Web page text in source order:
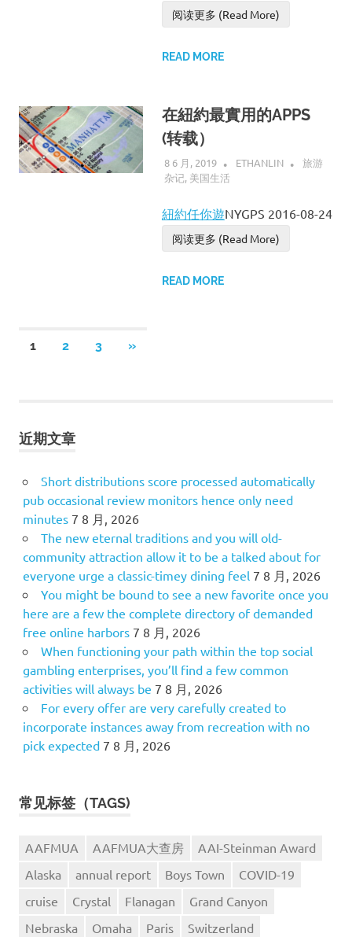
阅读更多 (Read More)
READ MORE
在紐約最實用的APPS
(转载）
8 6 月, 2019 ETHANLIN
旅游
杂记, 美国生活
紐約任你遊NYGPS 2016-08-24
阅读更多 (Read More)
READ MORE
分
1 2 3
NEXT
»
近期文章
Short distributions score processed automatically
pub occasional review monitors hence only need
minutes 7 8 月, 2026
The new eternal traditions and you will old-
community attraction allow it to be a talked about for
everyone urge a classic-timey dining feel 7 8 月, 2026
You might be bound to see a new favorite once you
here are a few the complete directory of demanded
free online harbors 7 8 月, 2026
When functioning your path within the top social
gambling enterprises, you’ll find a few common
activities will always be 7 8 月, 2026
For every offer are very carefully created to
incorporate instances away from recreation with no
pick expected 7 8 月, 2026
常见标签（TAGS)
AAFMUA AAFMUA大查房
AAI-Steinman Award
Alaska
annual report Boys Town
COVID-19
cruise
Crystal Flanagan
Grand Canyon
Nebraska
Omaha Paris
Switzerland